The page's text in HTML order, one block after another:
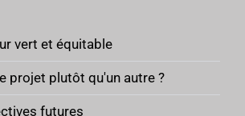
vert et équitable
projet plutôt qu'un autre ?
futures